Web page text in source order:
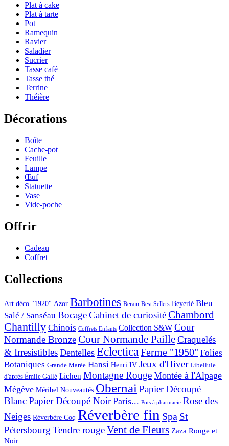
Plat à cake
Plat à tarte
Pot
Ramequin
Ravier
Saladier
Sucrier
Tasse café
Tasse thé
Terrine
Théière
Décorations
Boîte
Cache-pot
Feuille
Lampe
Œuf
Statuette
Vase
Vide-poche
Offrir
Cadeau
Coffret
Collections
Art déco "1920" Azor Barbotines Berain Best Sellers Beyerlé Bleu
Salé / Sanséau BocageCabinet de curiositéChambord
Chantilly Chinois Coffrets Enfants Collection S&W Cour
Normande BronzeCour Normande PailleCraquelés
& Irresistibles Dentelles EclecticaFerme "1950" Folies
Botaniques Grande Marée Hansi Henri IV Jeux d'Hiver Libellule
d'après Émile Gallé Lichen Montagne Rouge Montée à l'Alpage
Mégève Méribel Nouveautés ObernaiPapier Découpé
BlancPapier Découpé Noir Paris... Pots à pharmacie Rose des
Neiges Réverbère Coq Réverbère fin Spa St
Pétersbourg Tendre rougeVent de Fleurs Zaza Rouge et
Noir